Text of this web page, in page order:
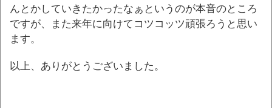
んとかしていきたかったなぁというのが本音のところ
ですが、また来年に向けてコツコッツ頑張ろうと思い
ます。
以上、ありがとうございました。